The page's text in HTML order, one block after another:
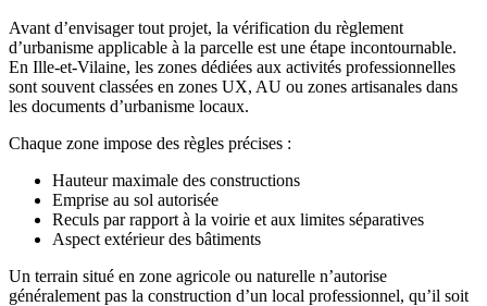
Avant d’envisager tout projet, la vérification du règlement
d’urbanisme applicable à la parcelle est une étape incontournable.
En Ille-et-Vilaine, les zones dédiées aux activités professionnelles
sont souvent classées en zones UX, AU ou zones artisanales dans
les documents d’urbanisme locaux.
Chaque zone impose des règles précises :
Hauteur maximale des constructions
Emprise au sol autorisée
Reculs par rapport à la voirie et aux limites séparatives
Aspect extérieur des bâtiments
Un terrain situé en zone agricole ou naturelle n’autorise
généralement pas la construction d’un local professionnel, qu’il soit